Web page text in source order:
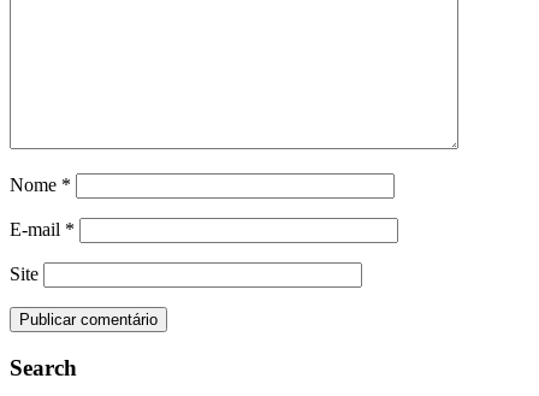
Nome *
E-mail *
Site
Search